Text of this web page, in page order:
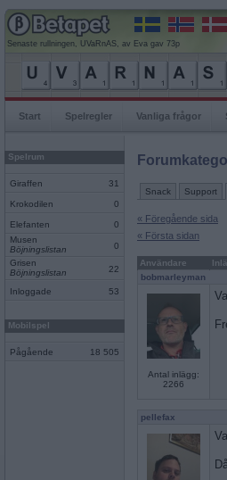
Senaste rullningen, UVaRnAS, av Eva gav 73p
Start Spelregler Vanliga frågor
Spelrum
Giraffen 31
Krokodilen 0
Elefanten
0
Musen
Böjningslistan
0
Grisen
Böjningslistan
22
Inloggade 53
Mobilspel
Pågående 18 505
Snack Support
« Föregående sida
« Första sidan
Användare
bobmarleyman
Antal inlägg:
2266
pellefax